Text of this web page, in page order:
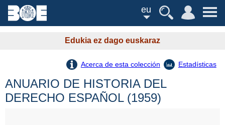
eu
Edukia ez dago euskaraz
Acerca de esta colección Estadísticas
ANUARIO DE HISTORIA DEL
DERECHO ESPAÑOL (1959)